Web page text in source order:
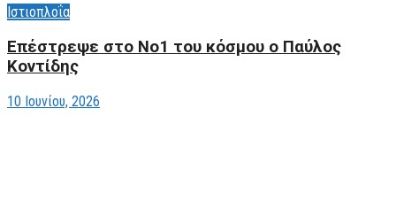
Ιστιοπλοΐα
Επέστρεψε στο Νο1 του κόσμου ο Παύλος
Κοντίδης
10 Ιουνίου, 2026